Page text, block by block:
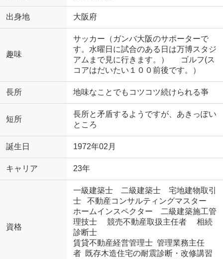
出身地 大阪府
趣味
サッカー（ガンバ大阪のサポーターで
す。水曜日に試合のある日は万博スタジ
アムまで見に行きます。） ゴルフ(ス
コアはだいたい１００前後です。）
長所 地味なことでもコツコツ続けられる亊
短所
長所と矛盾するようですが、あきっぽい
ところ
誕生日 1972年02月
キャリア 23年
資格
一級建築士 二級建築士 宅地建物取引
士 不動産コンサルティングマスター
ホームインスペクター 二級建築施工管
理技士 競売不動産取扱主任者 相続
診断士
賃貸不動産経営管理士 管理業務主任
者 既存木造住宅の耐震診断・改修講習